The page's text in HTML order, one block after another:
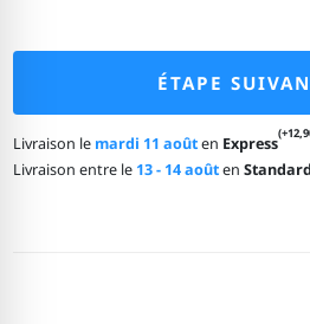
ÉTAPE
Livraison le mardi 11 aoûten Express
Livraison entre le 13 - 14 aoûten